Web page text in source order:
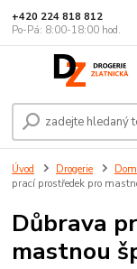
+420 224 818 812
Po-Pá: 8:00-18:00 hod.
Úvod Drogerie
prací prostředek pro
Důbrava
mastnou